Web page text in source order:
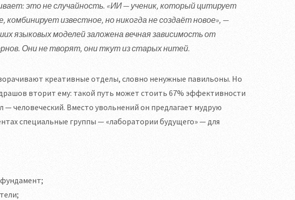
это не случайность. «ИИ — ученик, который цитирует
комбинирует известное, но никогда не создаёт новое», —
языковых моделей заложена вечная зависимость от
Они не творят, они ткут из старых нитей.
креативные отделы, словно ненужные павильоны. Но
вторит ему: такой путь может стоить 67% эффективности
человеческий. Вместо увольнений он предлагает мудрую
специальные группы — «лаборатории будущего» — для